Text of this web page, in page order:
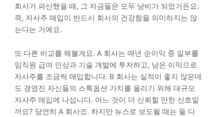
회사가 파산했을 때, 그 자금들은 모두 낭비가 되었거든요.
즉, 자사주 매입이 반드시 회사의 건강함을 의미하지는 않
는다는 거예요.
또 다른 비교를 해볼게요. A 회사는 매년 순이익 중 일부를
임직원 급여 인상과 기술 개발에 투자하고, 남은 이익으로
자사주를 조금씩 매입합니다. B 회사는 실적이 좋지 않은데
도 경영진 자신들의 스톡옵션 가치를 올리기 위해 대규모
자사주 매입에 나섭니다. 어느 것이 더 신뢰할 만한 신호일
까요? 당연히 A 회사죠. 하지만 뉴스로 보도될 때는 둘 다